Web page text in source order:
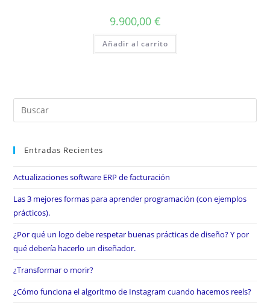
9.900,00 €
Añadir al carrito
Entradas Recientes
Actualizaciones software ERP de facturación
Las 3 mejores formas para aprender programación (con ejemplos
prácticos).
¿Por qué un logo debe respetar buenas prácticas de diseño? Y por
qué debería hacerlo un diseñador.
¿Transformar o morir?
¿Cómo funciona el algoritmo de Instagram cuando hacemos reels?